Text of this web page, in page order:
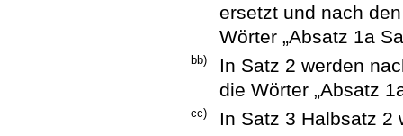
ersetzt und nach
Wörter „Absatz 1a
bb)
In Satz 2 werden
die Wörter „Absatz
cc)
In Satz 3 Halbsatz 2